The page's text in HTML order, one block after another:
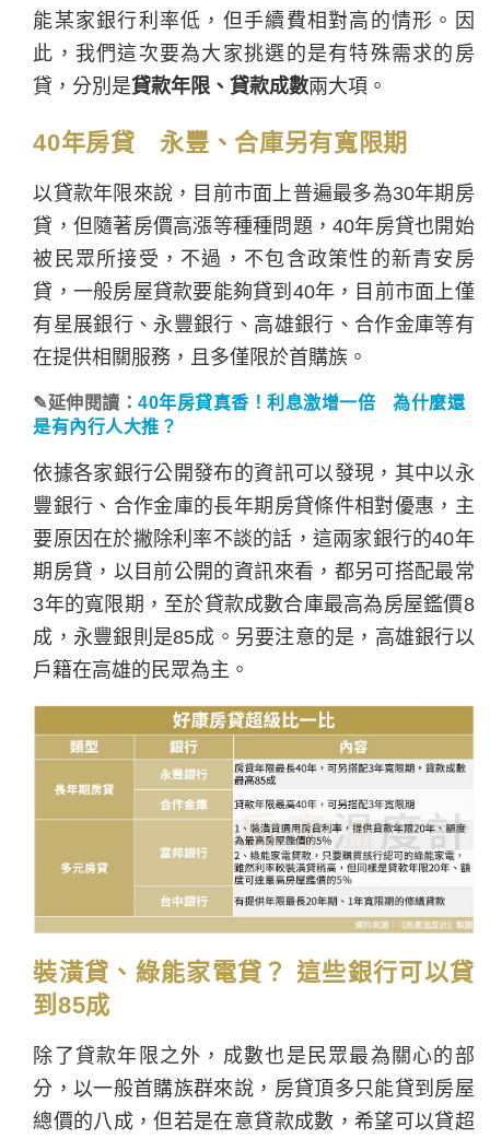
能某家銀行利率低，但手續費相對高的情形。因
此，我們這次要為大家挑選的是有特殊需求的房
貸，分別是貸款年限、貸款成數兩大項。
40年房貸 永豐、合庫另有寬限期
以貸款年限來說，目前市面上普遍最多為30年期房
貸，但隨著房價高漲等種種問題，40年房貸也開始
被民眾所接受，不過，不包含政策性的新青安房
貸，一般房屋貸款要能夠貸到40年，目前市面上僅
有星展銀行、永豐銀行、高雄銀行、合作金庫等有
在提供相關服務，且多僅限於首購族。
✎延伸閱讀：40年房貸真香！利息激增一倍 為什麼還
是有內行人大推？
依據各家銀行公開發布的資訊可以發現，其中以永
豐銀行、合作金庫的長年期房貸條件相對優惠，主
要原因在於撇除利率不談的話，這兩家銀行的40年
期房貸，以目前公開的資訊來看，都另可搭配最常
3年的寬限期，至於貸款成數合庫最高為房屋鑑價8
成，永豐銀則是85成。另要注意的是，高雄銀行以
戶籍在高雄的民眾為主。
裝潢貸、綠能家電貸？ 這些銀行可以貸
到85成
除了貸款年限之外，成數也是民眾最為關心的部
分，以一般首購族群來說，房貸頂多只能貸到房屋
總價的八成，但若是在意貸款成數，希望可以貸超